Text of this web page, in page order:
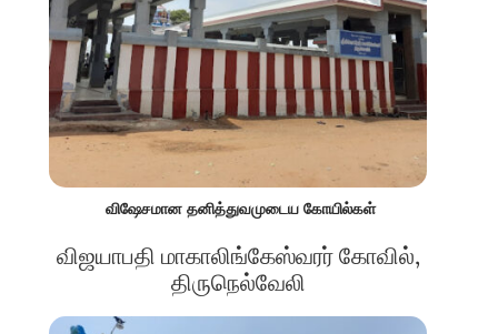
விஷேசமான தனித்துவமுடைய கோயில்கள்
விஜயாபதி மாகாலிங்கேஸ்வரர் கோவில்,
திருநெல்வேலி